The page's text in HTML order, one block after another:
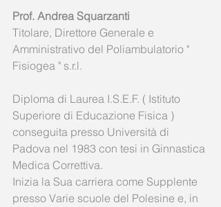
Prof. Andrea Squarzanti
Titolare, Direttore Generale e
Amministrativo del Poliambulatorio "
Fisiogea " s.r.l.
Diploma di Laurea I.S.E.F. ( Istituto
Superiore di Educazione Fisica )
conseguita presso Università di
Padova nel 1983 con tesi in Ginnastica
Medica Correttiva.
Inizia la Sua carriera come Supplente
presso Varie scuole del Polesine e, in